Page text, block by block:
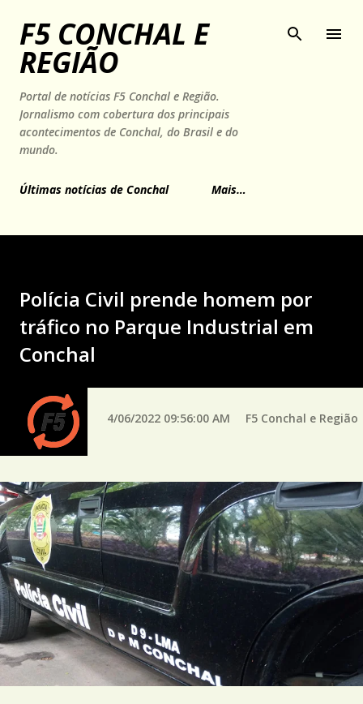
Pular para o conteúdo principal
F5 CONCHAL E
REGIÃO
Portal de notícias F5 Conchal e Região.
Jornalismo com cobertura dos principais
acontecimentos de Conchal, do Brasil e do
mundo.
Últimas notícias de Conchal Mais…
Polícia Civil prende homem por
tráfico no Parque Industrial em
Conchal
4/06/2022 09:56:00 AM F5 Conchal e Região